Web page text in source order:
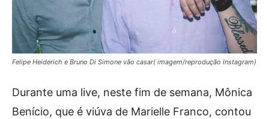
Felipe Heiderich e Bruno Di Simone vão casar( imagem/reprodução Instagram)
Durante uma live, neste fim de semana, Mônica
Benício, que é viúva de Marielle Franco, contou